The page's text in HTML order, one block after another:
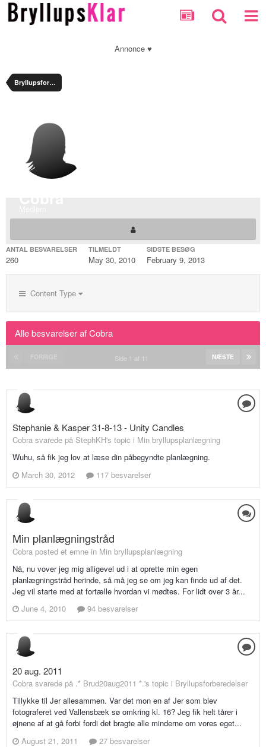
Annonce ♥
Bryllupsforum
ANTAL BESVARELSER
260
TILMELDT
May 30, 2010
SIDSTE BESØG
February 9, 2013
Content Type
Alle besvarelser af Cobra
NÆSTE
Side 1 af 11
Stephanie & Kasper 31-8-13 - Unity Candles
Cobra svarede på StephKH's topic i Min bryllupsplanlægning
Wuhu, så fik jeg lov at læse din påbegyndte planlægning.
March 30, 2012
117 besvarelser
Min planlægningstråd
Cobra posted et emne in Min bryllupsplanlægning
Nå, nu vover jeg mig alligevel ud i at oprette min egen
planlægningstråd herinde, så må jeg se om jeg kan finde ud af det.
Jeg vil starte med at fortælle hvordan vi mødtes. For lidt over 3 år...
June 4, 2010
94 besvarelser
20 aug. 2011
Cobra svarede på .* Brud20aug2011 *.'s topic i Bryllupsforberedelser
Tillykke til Jer allesammen. Var det mon en af Jer som blev
fotograferet ved Vallensbæk sø omkring kl. 16? Jeg fik helt tårer i
øjnene af at gå forbi fordi det bragte alle minderne om vores eget...
August 21, 2011
27 besvarelser